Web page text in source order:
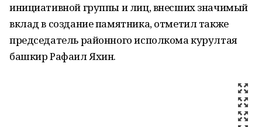
инициативной группы и лиц, внесших значимый
вклад в создание памятника, отметил также
председатель районного исполкома курултая
башкир Рафаил Яхин.